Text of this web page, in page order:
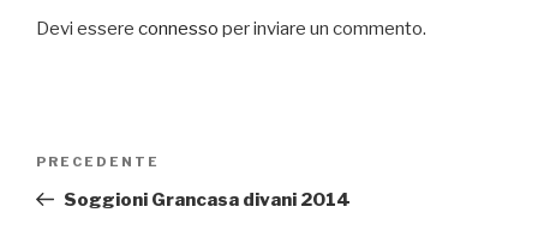
Devi essere connesso per inviare un commento.
Articolo
precedente:
PRECEDENTE
Soggioni Grancasa divani 2014